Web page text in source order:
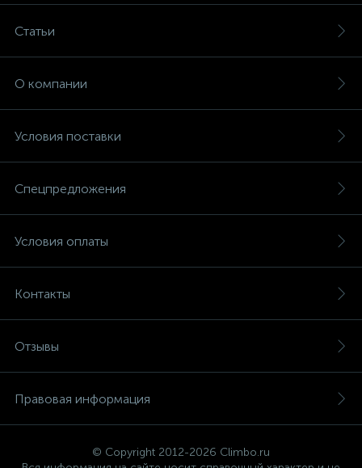
Статьи
О компании
Условия поставки
Спецпредложения
Условия оплаты
Контакты
Отзывы
Правовая информация
© Copyright 2012-2026 Climbo.ru